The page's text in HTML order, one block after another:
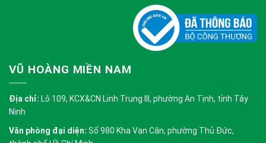
VŨ HOÀNG MIỀN NAM
Địa chỉ: Lô 109, KCX&CN Linh Trung III, phường An Tịnh, tỉnh Tây
Ninh
Văn phòng đại diện: Số 980 Kha Vạn Cân, phường Thủ Đức,